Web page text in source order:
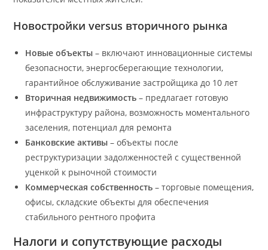
Новостройки versus вторичного рынка
Новые объекты – включают инновационные системы
безопасности, энергосберегающие технологии,
гарантийное обслуживание застройщика до 10 лет
Вторичная недвижимость – предлагает готовую
инфраструктуру района, возможность моментального
заселения, потенциал для ремонта
Банковские активы – объекты после
реструктуризации задолженностей с существенной
уценкой к рыночной стоимости
Коммерческая собственность – торговые помещения,
офисы, складские объекты для обеспечения
стабильного рентного профита
Налоги и сопутствующие расходы